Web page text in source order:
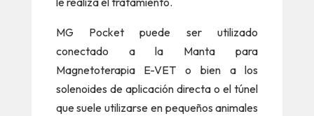
MG Pocket puede ser utilizado
conectado a la Manta para
Magnetoterapia E-VET o bien a los
solenoides de aplicación directa o el túnel
que suele utilizarse en pequeños animales